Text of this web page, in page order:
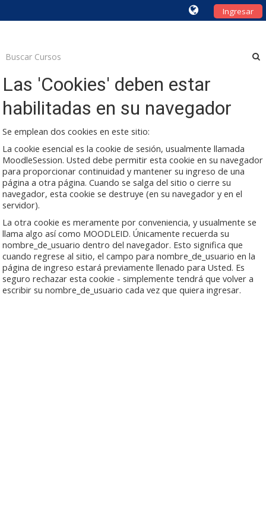
Ingresar
Las 'Cookies' deben estar
habilitadas en su navegador
Se emplean dos cookies en este sitio:
La cookie esencial es la cookie de sesión, usualmente llamada
MoodleSession. Usted debe permitir esta cookie en su navegador
para proporcionar continuidad y mantener su ingreso de una
página a otra página. Cuando se salga del sitio o cierre su
navegador, esta cookie se destruye (en su navegador y en el
servidor).
La otra cookie es meramente por conveniencia, y usualmente se
llama algo así como MOODLEID. Únicamente recuerda su
nombre_de_usuario dentro del navegador. Esto significa que
cuando regrese al sitio, el campo para nombre_de_usuario en la
página de ingreso estará previamente llenado para Usted. Es
seguro rechazar esta cookie - simplemente tendrá que volver a
escribir su nombre_de_usuario cada vez que quiera ingresar.